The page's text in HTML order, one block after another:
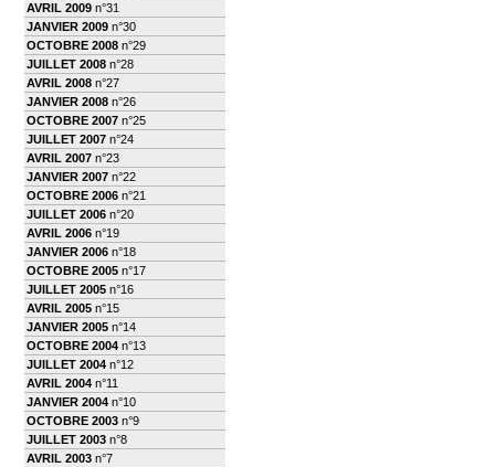
AVRIL 2009 n°31
JANVIER 2009 n°30
OCTOBRE 2008 n°29
JUILLET 2008 n°28
AVRIL 2008 n°27
JANVIER 2008 n°26
OCTOBRE 2007 n°25
JUILLET 2007 n°24
AVRIL 2007 n°23
JANVIER 2007 n°22
OCTOBRE 2006 n°21
JUILLET 2006 n°20
AVRIL 2006 n°19
JANVIER 2006 n°18
OCTOBRE 2005 n°17
JUILLET 2005 n°16
AVRIL 2005 n°15
JANVIER 2005 n°14
OCTOBRE 2004 n°13
JUILLET 2004 n°12
AVRIL 2004 n°11
JANVIER 2004 n°10
OCTOBRE 2003 n°9
JUILLET 2003 n°8
AVRIL 2003 n°7